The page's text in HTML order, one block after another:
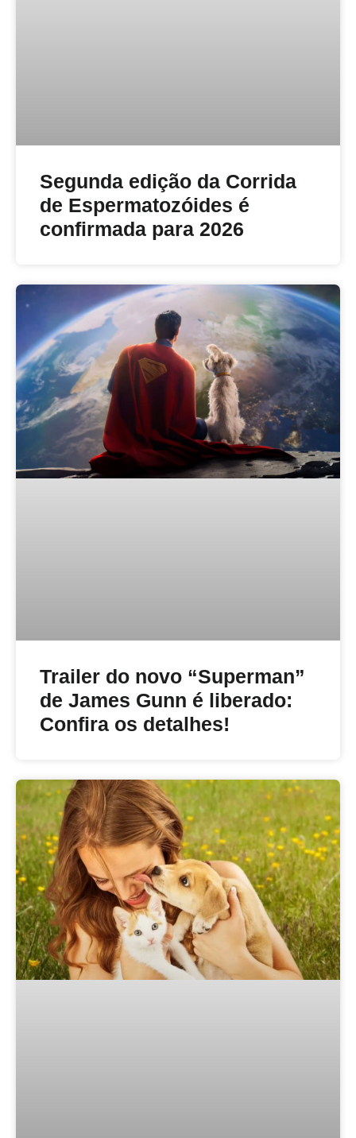
Segunda edição da Corrida
de Espermatozóides é
confirmada para 2026
Trailer do novo “Superman”
de James Gunn é liberado:
Confira os detalhes!